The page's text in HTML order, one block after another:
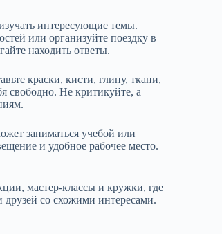
интересующие темы.
или организуйте поездку в
находить ответы.
краски, кисти, глину, ткани,
свободно. Не критикуйте, а
заниматься учебой или
и удобное рабочее место.
мастер-классы и кружки, где
со схожими интересами.